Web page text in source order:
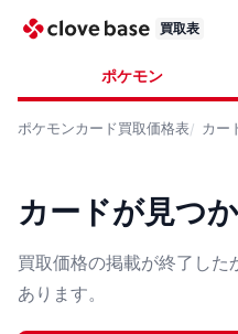
買取表
ポケモン
ポケモンカード買取価格表 カー
カードが見つ
買取価格の掲載が終了した
あります。